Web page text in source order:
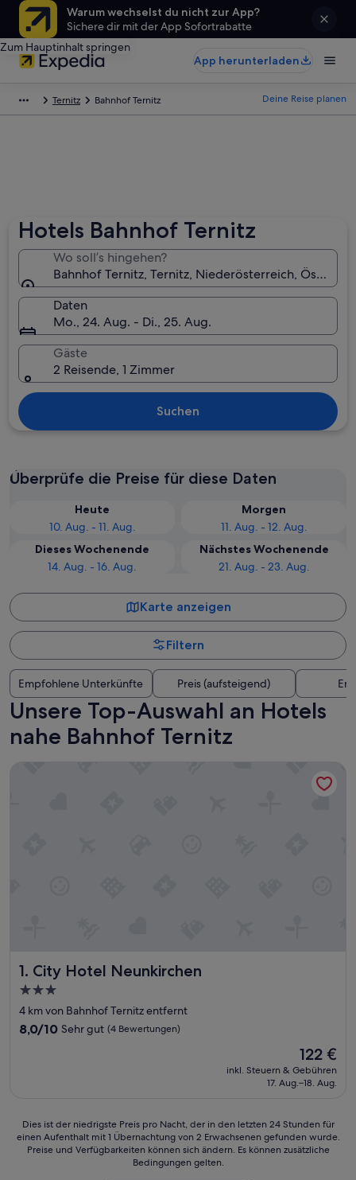
Warum wechselst du nicht zur App?
Sichere dir mit der App Sofortrabatte
Zum Hauptinhalt springen
App herunterladen
Ternitz Bahnhof Ternitz Deine Reise planen
Hotels Bahnhof Ternitz
Wo soll’s hingehen?
Bahnhof Ternitz, Ternitz, Niederösterreich,
Daten
Mo., 24. Aug. - Di., 25. Aug.
Gäste
2 Reisende, 1 Zimmer
Suchen
Überprüfe die Preise für diese Daten
Heute
10. Aug. - 11. Aug.
Morgen
11. Aug. - 12. Aug.
Dieses Wochenende
14. Aug. - 16. Aug.
Nächstes Wochenende
21. Aug. - 23. Aug.
Karte anzeigen
Filtern
Empfohlene Unterkünfte Preis (aufsteigend)
Unsere Top-Auswahl an Hotels
nahe Bahnhof Ternitz
1. City Hotel Neunkirchen
City Hotel Neunkirchen
3.0-
Sterne-
Unterkunft
4 km von Bahnhof Ternitz entfernt
8.0
8,0/10 Sehr gut (4 Bewertungen)
Der
Preis
beträgt
122 €
inkl. Steuern & Gebühren
17. Aug.–18. Aug.
Dies
ist
Dies ist der niedrigste Preis pro Nacht, der in den letzten 24 Stunden für
einen Aufenthalt mit 1 Übernachtung von 2 Erwachsenen gefunden wurde.
Preise und Verfügbarkeiten können sich ändern. Es können zusätzliche
Bedingungen gelten.